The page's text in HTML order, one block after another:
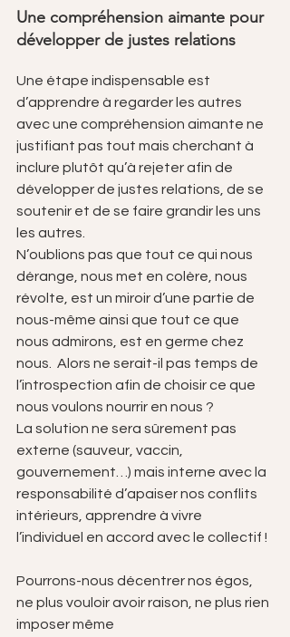
Une compréhension aimante pour
développer de justes relations
Une étape indispensable est
d’apprendre à regarder les autres
avec une compréhension aimante ne
justifiant pas tout mais cherchant à
inclure plutôt qu’à rejeter afin de
développer de justes relations, de se
soutenir et de se faire grandir les uns
les autres.
N’oublions pas que tout ce qui nous
dérange, nous met en colère, nous
révolte, est un miroir d’une partie de
nous-même ainsi que tout ce que
nous admirons, est en germe chez
nous.  Alors ne serait-il pas temps de
l’introspection afin de choisir ce que
nous voulons nourrir en nous ?
La solution ne sera sûrement pas
externe (sauveur, vaccin,
gouvernement…) mais interne avec la
responsabilité d’apaiser nos conflits
intérieurs, apprendre à vivre
l’individuel en accord avec le collectif !
Pourrons-nous décentrer nos égos,
ne plus vouloir avoir raison, ne plus rien
imposer même